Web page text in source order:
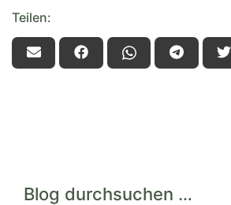
Teilen:
Blog durchsuchen …